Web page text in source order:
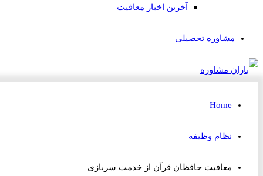
آخرین اخبار معافیت
مشاوره تحصیلی
Home
نظام وظیفه
معافیت حافظان قرآن از خدمت سربازی